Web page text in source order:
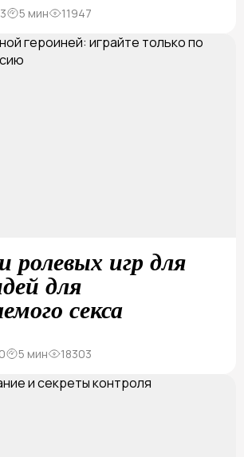
5 мин 11947
ролевых игр для
для
секса
5 мин 18303